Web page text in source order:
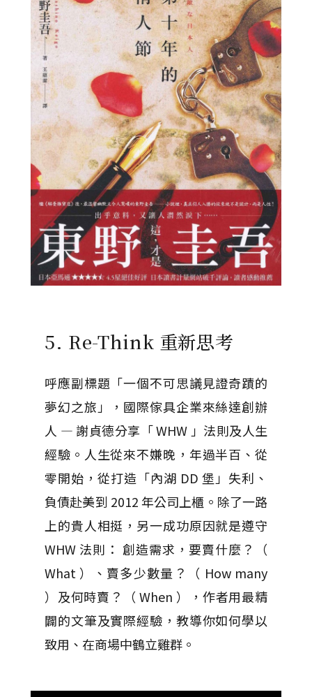
5. Re-Think 重新思考
呼應副標題「一個不可思議見證奇蹟的
夢幻之旅」，國際傢具企業來絲達創辦
人 — 謝貞德分享「 WHW 」法則及人生
經驗。人生從來不嫌晚，年過半百、從
零開始，從打造「內湖 DD 堡」失利、
負債赴美到 2012 年公司上櫃。除了一路
上的貴人相挺，另一成功原因就是遵守
WHW 法則： 創造需求，要賣什麼？（
What ）、賣多少數量？（ How many
）及何時賣？（ When ），作者用最精
闢的文筆及實際經驗，教導你如何學以
致用、在商場中鶴立雞群。